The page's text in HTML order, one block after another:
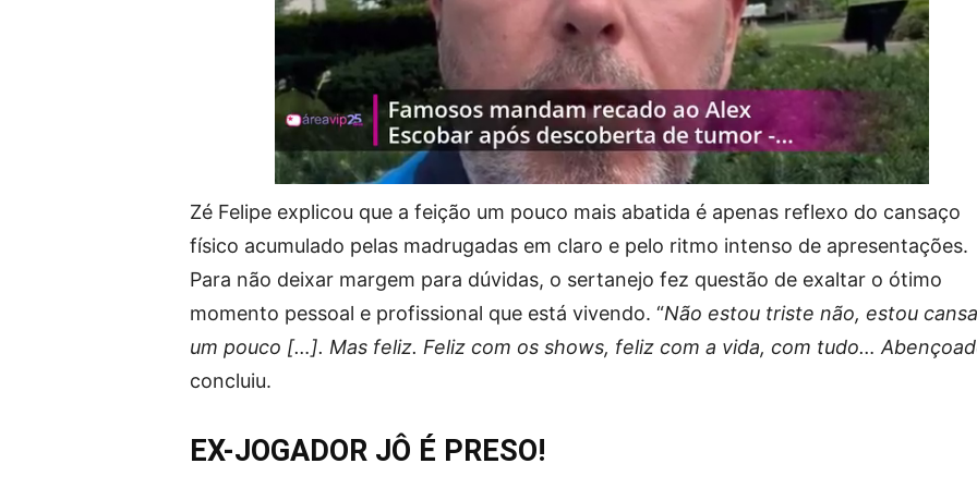
Zé Felipe explicou que a feição um pouco mais abatida é apenas reflexo do cansaço
físico acumulado pelas madrugadas em claro e pelo ritmo intenso de apresentações.
Para não deixar margem para dúvidas, o sertanejo fez questão de exaltar o ótimo
momento pessoal e profissional que está vivendo. “Não estou triste não, estou
um pouco […]. Mas feliz. Feliz com os shows, feliz com a vida, com tudo…
concluiu.
EX-JOGADOR JÔ É PRESO!